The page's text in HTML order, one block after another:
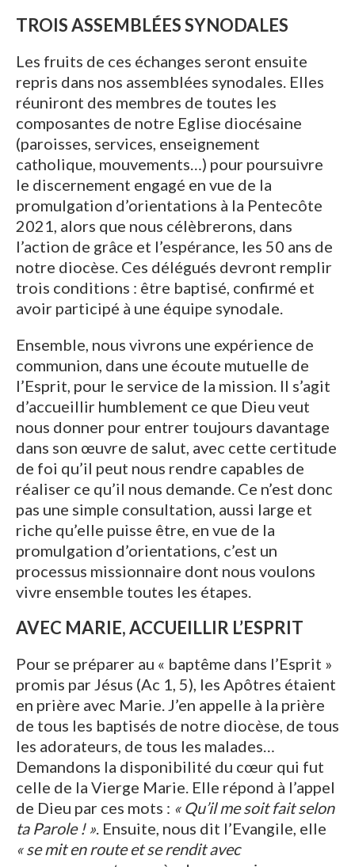
TROIS ASSEMBLÉES SYNODALES
Les fruits de ces échanges seront ensuite
repris dans nos assemblées synodales. Elles
réuniront des membres de toutes les
composantes de notre Eglise diocésaine
(paroisses, services, enseignement
catholique, mouvements…) pour poursuivre
le discernement engagé en vue de la
promulgation d’orientations à la Pentecôte
2021, alors que nous célèbrerons, dans
l’action de grâce et l’espérance, les 50 ans de
notre diocèse. Ces délégués devront remplir
trois conditions : être baptisé, confirmé et
avoir participé à une équipe synodale.
Ensemble, nous vivrons une expérience de
communion, dans une écoute mutuelle de
l’Esprit, pour le service de la mission. Il s’agit
d’accueillir humblement ce que Dieu veut
nous donner pour entrer toujours davantage
dans son œuvre de salut, avec cette certitude
de foi qu’il peut nous rendre capables de
réaliser ce qu’il nous demande. Ce n’est donc
pas une simple consultation, aussi large et
riche qu’elle puisse être, en vue de la
promulgation d’orientations, c’est un
processus missionnaire dont nous voulons
vivre ensemble toutes les étapes.
AVEC MARIE, ACCUEILLIR L’ESPRIT
Pour se préparer au « baptême dans l’Esprit »
promis par Jésus (Ac 1, 5), les Apôtres étaient
en prière avec Marie. J’en appelle à la prière
de tous les baptisés de notre diocèse, de tous
les adorateurs, de tous les malades…
Demandons la disponibilité du cœur qui fut
celle de la Vierge Marie. Elle répond à l’appel
de Dieu par ces mots : « Qu’il me soit fait selon
ta Parole ! ». Ensuite, nous dit l’Evangile, elle
« se mit en route et se rendit avec